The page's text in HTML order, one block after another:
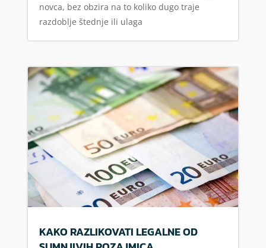
novca, bez obzira na to koliko dugo traje
razdoblje štednje ili ulaga
KAKO RAZLIKOVATI LEGALNE OD